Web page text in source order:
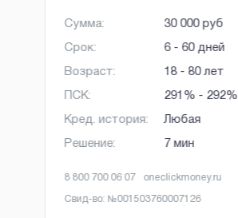
Сумма:
Срок:
Возраст:
ПСК:
Кред. история:
Решение:
30 000 руб
6 - 60 дней
18 - 80 лет
291% - 292%
Любая
7 мин
8 800 700 06 07 oneclickmoney.ru
Свид-во: №001503760007126